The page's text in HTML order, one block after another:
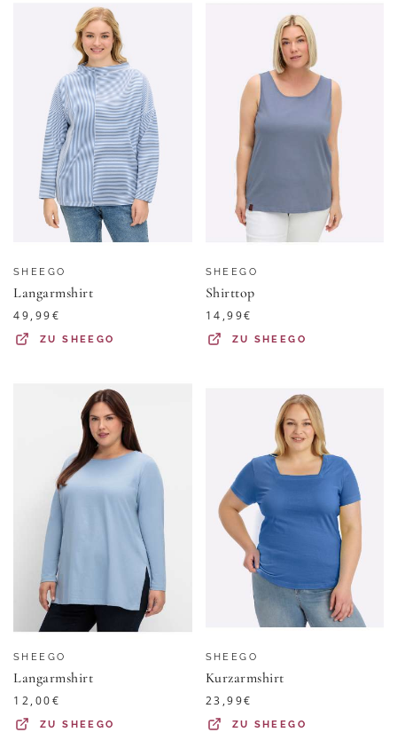
SHEEGO
Langarmshirt
49,99€
ZUSHEEGO
SHEEGO
Shirttop
14,99€
ZU SHEEGO
SHEEGO
Langarmshirt
12,00€
ZUSHEEGO
SHEEGO
Kurzarmshirt
23,99€
ZU SHEEGO